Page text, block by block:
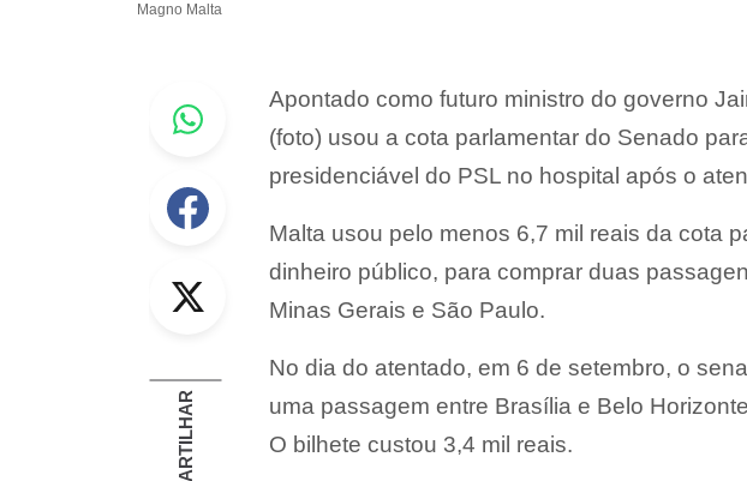
Magno Malta
Whastapp
Facebook
Twitter
Apontado como futuro ministro do governo
(foto) usou a cota parlamentar do Senado
presidenciável do PSL no hospital após o
Malta usou pelo menos 6,7 mil reais da cota
dinheiro público, para comprar duas
Minas Gerais e São Paulo.
No dia do atentado, em 6 de setembro, o
uma passagem entre Brasília e Belo
O bilhete custou 3,4 mil reais.